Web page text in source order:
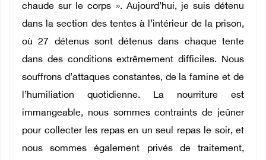
chaude sur le corps ». Aujourd’hui, je suis détenu
dans la section des tentes à l’intérieur de la prison,
où 27 détenus sont détenus dans chaque tente
dans des conditions extrêmement difficiles. Nous
souffrons d’attaques constantes, de la famine et de
l’humiliation quotidienne. La nourriture est
immangeable, nous sommes contraints de jeûner
pour collecter les repas en un seul repas le soir, et
nous sommes également privés de traitement,